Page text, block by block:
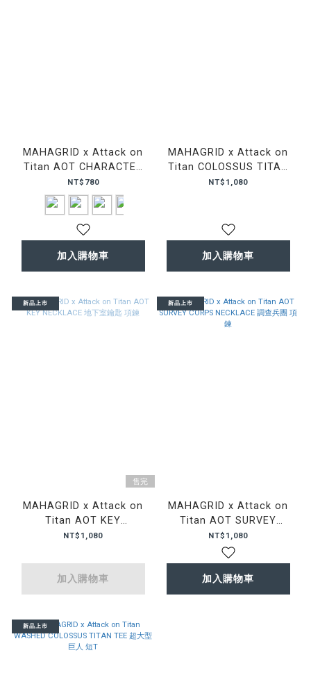
MAHAGRID x Attack on
Titan AOT CHARACTER
WOOD KEYRING 進擊的巨
人 里維 艾連 米卡莎 鑰匙圈
NT$780
加入購物車
MAHAGRID x Attack on
Titan COLOSSUS TITAN
LIP BALM CASE 超大型巨
NT$1,080
加入購物車
新品上市
售完
MAHAGRID x Attack on
Titan AOT KEY
NECKLACE 地下室鑰匙 項
NT$1,080
加入購物車
新品上市
MAHAGRID x Attack on
Titan AOT SURVEY
CORPS NECKLACE 調查兵
團 項鍊
NT$1,080
加入購物車
新品上市